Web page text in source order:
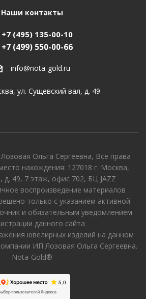
Наши контакты
+7 (495) 135-00-10
+7 (499) 550-00-66
info@nota-gold.ru
ул. Сущевский вал, д. 49
Ольга Сергеевна, Все права
нахождения: 127018 г. Москва,
д. 49, 7 этаж, офис 702, БЦ JAZZ
воспроизведение материалов
только с указанием активной
и обязательным уведомлением
данного сайта
ювелирных изделий на данном
ИП Лозовая Ольга Сергеевна.
Nota-Gold®